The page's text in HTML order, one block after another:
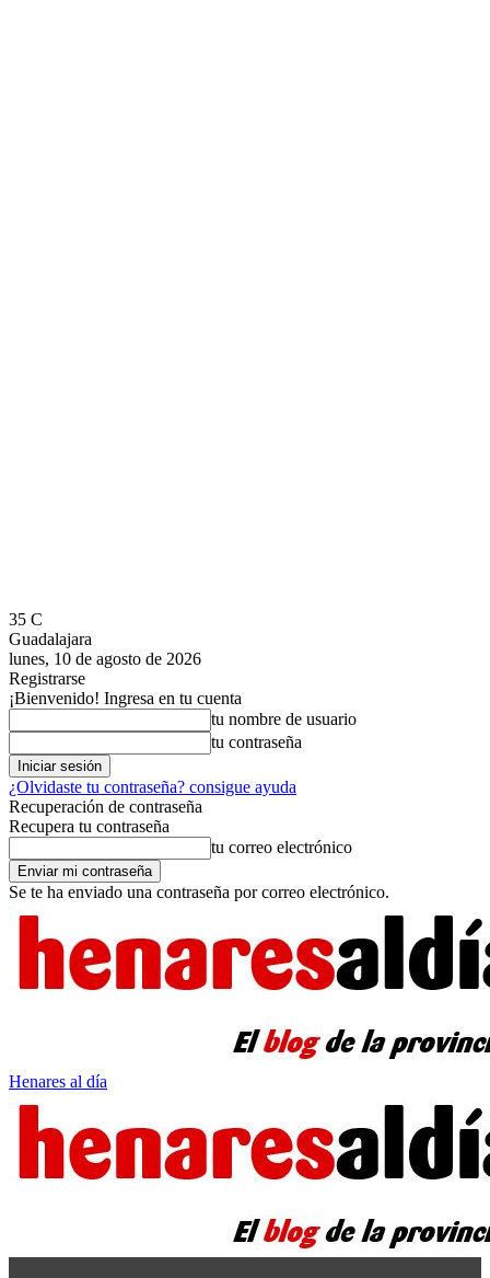
35 C
Guadalajara
lunes, 10 de agosto de 2026
Registrarse
¡Bienvenido! Ingresa en tu cuenta
tu nombre de usuario
tu contraseña
¿Olvidaste tu contraseña? consigue ayuda
Recuperación de contraseña
Recupera tu contraseña
tu correo electrónico
Se te ha enviado una contraseña por correo electrónico.
Henares al día